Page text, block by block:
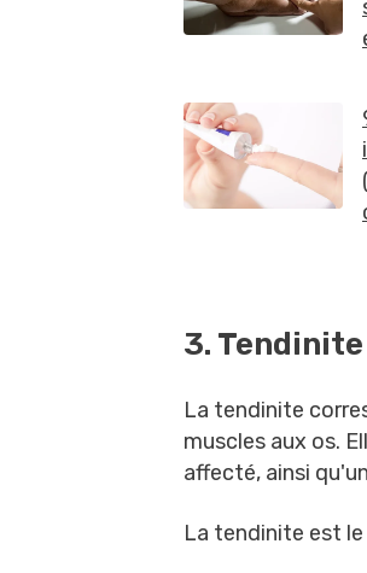
3. Tendinite
La tendinite
muscles aux os.
affecté, ainsi
La tendinite est